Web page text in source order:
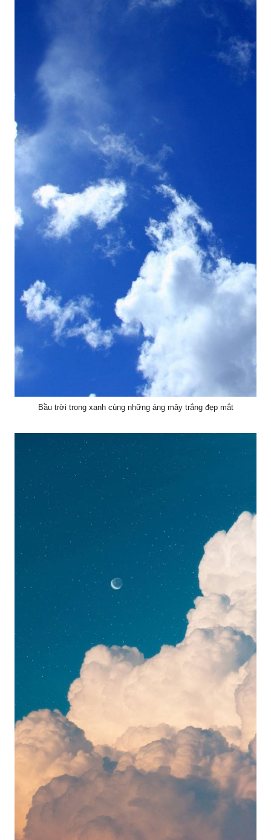
Bầu trời trong xanh cùng những áng mây trắng đẹp mắt